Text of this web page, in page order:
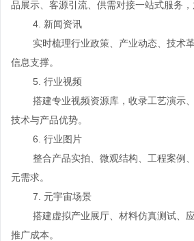
品展示、客源引流、供需对接一站式服务，
4. 新闻资讯
实时梳理行业政策、产业动态、技术
信息支撑。
5. 行业视频
搭建专业视频资源库，收录工艺演示
技术与产品优势。
6. 行业图片
整合产品实拍、微观结构、工程案例
元需求。
7. 元宇宙场景
搭建虚拟产业展厅、材料仿真测试、
推广成本。